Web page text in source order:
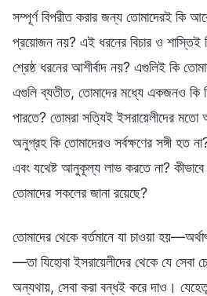
সম্পূর্ণ বিপরীত করার জন্য তোমাদেরই কি
প্রয়োজন নয়? এই ধরনের বিচার ও শাস্তিই
শ্রেষ্ঠ ধরনের আশীর্বাদ নয়? এগুলিই কি
এগুলি ব্যতীত, তোমাদের মধ্যে একজনও কি
পারতে? তোমরা সত্যিই ইসরায়েলীদের
অনুগ্রহ কি তোমাদেরও সর্বক্ষণের সঙ্গী হত
এবং যথেষ্ট আনুকূল্য লাভ করতে না?
তোমাদের সকলের জানা রয়েছে?
তোমাদের থেকে বর্তমানে যা চাওয়া
—তা যিহোবা ইসরায়েলীদের থেকে যে সেবা
অন্যথায়, সেবা করা বন্ধই করে দাও।